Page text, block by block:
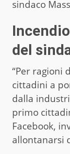
sindaco
del
“Per ragioni
cittadini a
dalla
primo
Facebook,
allontanarsi